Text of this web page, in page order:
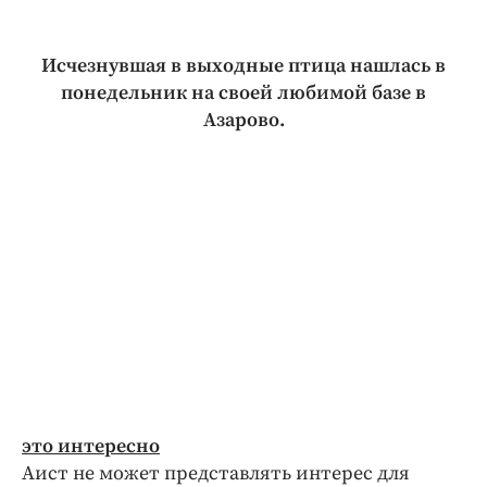
Исчезнувшая в выходные птица нашлась в
понедельник на своей любимой базе в
Азарово.
это интересно
Аист не может представлять интерес для